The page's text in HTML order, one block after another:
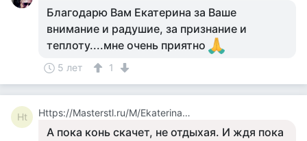
Благодарю Вам Екатерина за Ваше
внимание и радушие, за признание и
теплоту....мне очень приятно
5 лет 1
Ht Https://Masterstl.ru/M/Ekaterina_1361810
А пока конь скачет, не отдыхая. И ждя пока